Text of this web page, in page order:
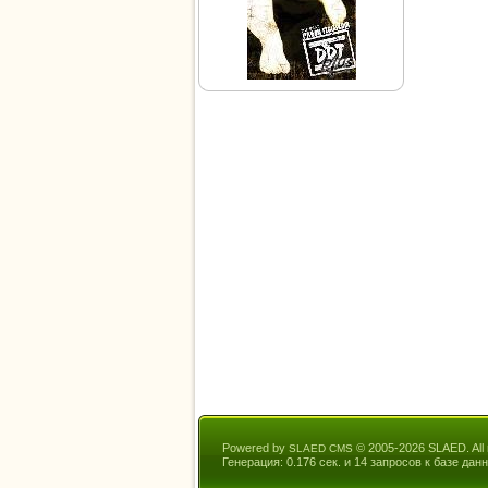
Powered by SLAED CMS © 2005-2026 SLAED. All
Генерация: 0.176 сек. и 14 запросов к базе